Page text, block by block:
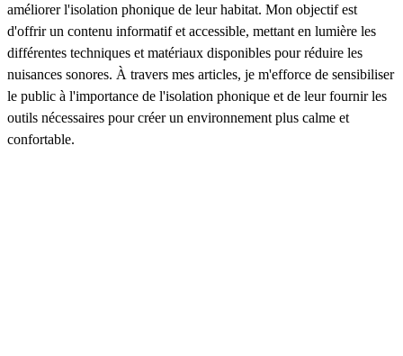
améliorer l'isolation phonique de leur habitat. Mon objectif est
d'offrir un contenu informatif et accessible, mettant en lumière les
différentes techniques et matériaux disponibles pour réduire les
nuisances sonores. À travers mes articles, je m'efforce de sensibiliser
le public à l'importance de l'isolation phonique et de leur fournir les
outils nécessaires pour créer un environnement plus calme et
confortable.